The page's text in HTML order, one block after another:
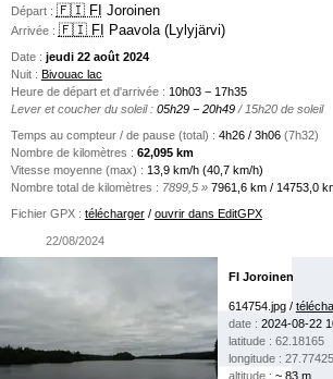
Départ : 🇫🇮 FI Joroinen
Arrivée : 🇫🇮 FI Paavola (Lylyjärvi)
Date : jeudi 22 août 2024
Nuit : Bivouac lac
Heure de départ et d'arrivée : 10h03 − 17h35
Lever et coucher du soleil :05h29 − 20h49 / 15h20 de soleil
Temps au compteur / de pause (total) : 4h26 / 3h06 (7h32)
Nombre de kilomètres : 62,095 km
Vitesse moyenne (max) : 13,9 km/h (40,7 km/h)
Nombre total de kilomètres : 7899,5 »7961,6 km / 14753,0
Fichier GPX : télécharger/ ouvrir dans EditGPX
22/08/2024
FI Joroinen
614754.jpg /
date : 2024-08-22
latitude : 62.18165
longitude : 27.77425
altitude : ~ 83 m